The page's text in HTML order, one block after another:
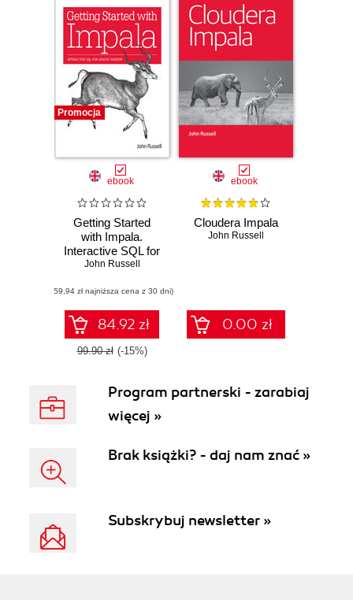
Promocja
ebook
Getting Started
with Impala.
Interactive SQL for
Apache Hadoop
John Russell
(59,94 zł najniższa cena z 30 dni)
84.92 zł
99.90 zł (-15%)
ebook
Cloudera Impala
John Russell
0.00 zł
Program partnerski - zarabiaj
więcej »
Brak książki? - daj nam znać »
Subskrybuj newsletter »